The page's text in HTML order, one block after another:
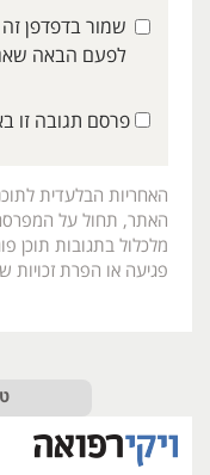
שמור בדפדפן
לפעם הבאה
פרסם תגובה זו
האחריות הבלעדית
האתר, תחול על המפרסם
מלכלול בתגובות תוכן
פגיעה או הפרת זכויות